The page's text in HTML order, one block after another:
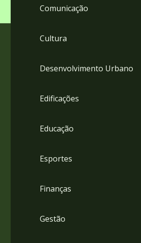
Comunicação
Cultura
Desenvolvimento Urbano
Edificações
Educação
Esportes
Finanças
Gestão